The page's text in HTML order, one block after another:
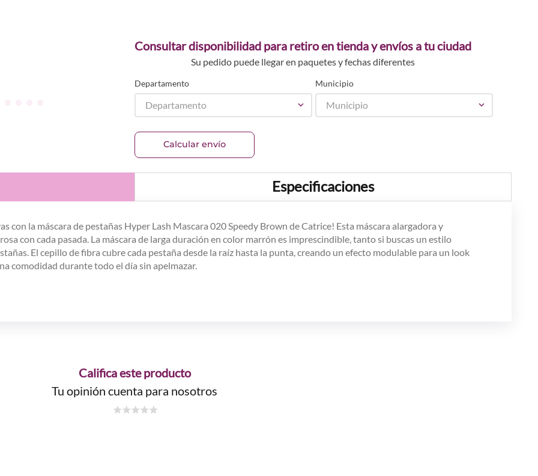
Consultar disponibilidad para retiro en tienda y envíos a tu ciudad
Su pedido puede llegar en paquetes y fechas diferentes
Departamento
Departamento
Municipio
Municipio
Calcular envío
Especificaciones
con la máscara de pestañas Hyper Lash Mascara 020 Speedy Brown de Catrice! Esta máscara alargadora y
con cada pasada. La máscara de larga duración en color marrón es imprescindible, tanto si buscas un estilo
El cepillo de fibra cubre cada pestaña desde la raíz hasta la punta, creando un efecto modulable para un look
comodidad durante todo el día sin apelmazar.
Califica este producto
Tu opinión cuenta para nosotros